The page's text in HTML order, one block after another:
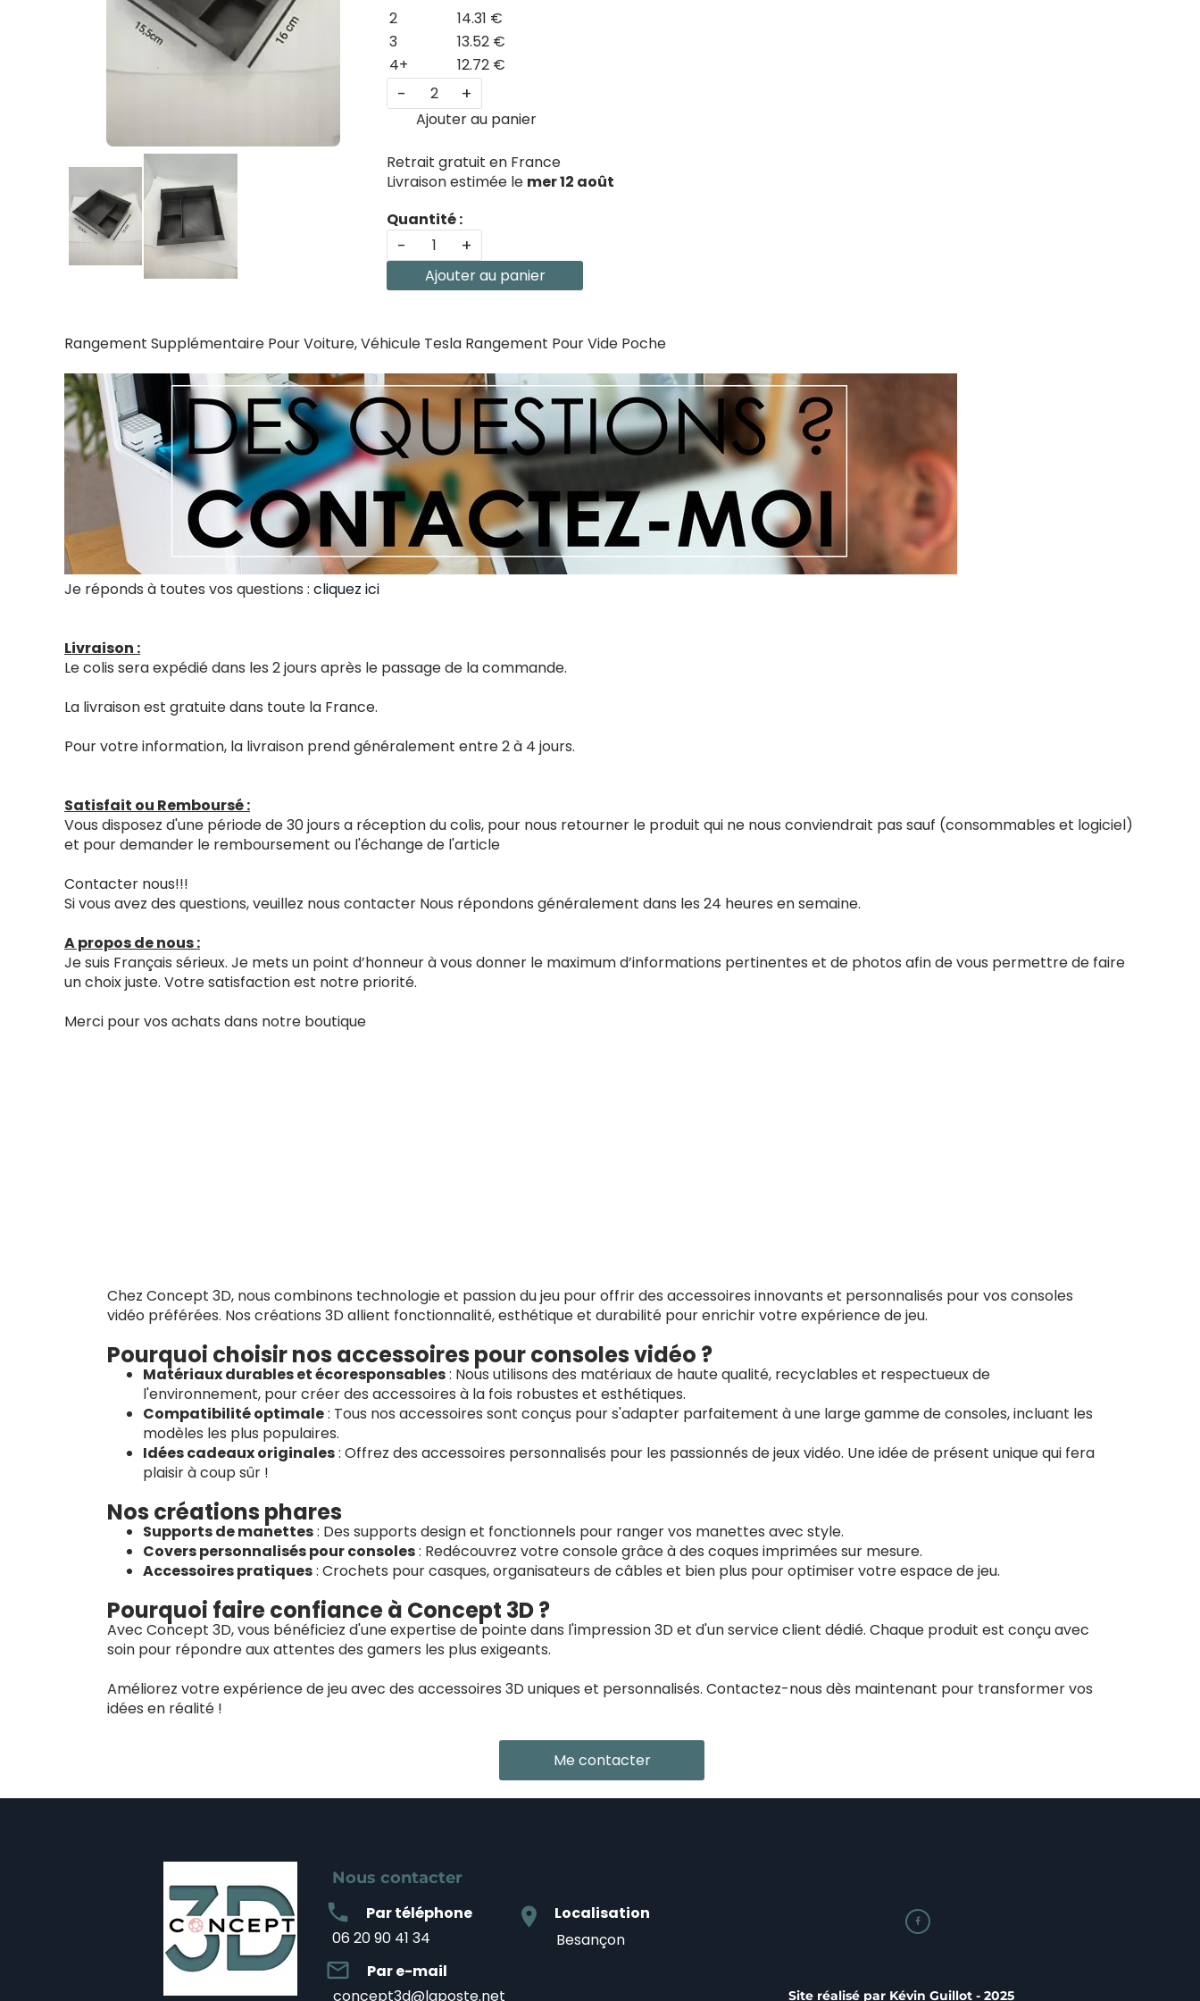

Nous contacter
mail_outline
concept3d@laposte.net
location_on
Besançon
Par e-mail
Localisation
06 20 90 41 34
local_phone Par téléphone
Site réalisé par Kévin Guillot - 2025
2
14.31 €
3
13.52 €
4+
12.72 €
- +
Ajouter au panier
Retrait gratuit en France
Livraison estimée le mer 12 août
Quantité :
- +
Ajouter au panier
Rangement Supplémentaire Pour Voiture, Véhicule Tesla Rangement Pour Vide Poche
Je réponds à toutes vos questions : cliquez ici
Livraison :
Le colis sera expédié dans les 2 jours après le passage de la commande.
La livraison est gratuite dans toute la France.
Pour votre information, la livraison prend généralement entre 2 à 4 jours.
Satisfait ou Remboursé :
Vous disposez d'une période de 30 jours a réception du colis, pour nous retourner le produit qui ne nous conviendrait pas sauf (consommables et logiciel)
et pour demander le remboursement ou l'échange de l'article
Contacter nous!!!
Si vous avez des questions, veuillez nous contacter Nous répondons généralement dans les 24 heures en semaine.
A propos de nous :
Je suis Français sérieux. Je mets un point d’honneur à vous donner le maximum d’informations pertinentes et de photos afin de vous permettre de faire
un choix juste. Votre satisfaction est notre priorité.
Merci pour vos achats dans notre boutique
Chez Concept 3D, nous combinons technologie et passion du jeu pour offrir des accessoires innovants et personnalisés pour vos consoles
vidéo préférées. Nos créations 3D allient fonctionnalité, esthétique et durabilité pour enrichir votre expérience de jeu.
Pourquoi choisir nos accessoires pour consoles vidéo ?
Matériaux durables et écoresponsables: Nous utilisons des matériaux de haute qualité, recyclables et respectueux de
l'environnement, pour créer des accessoires à la fois robustes et esthétiques.
Compatibilité optimale: Tous nos accessoires sont conçus pour s'adapter parfaitement à une large gamme de consoles, incluant les
modèles les plus populaires.
Idées cadeaux originales: Offrez des accessoires personnalisés pour les passionnés de jeux vidéo. Une idée de présent unique qui fera
plaisir à coup sûr !
Nos créations phares
Supports de manettes: Des supports design et fonctionnels pour ranger vos manettes avec style.
Covers personnalisés pour consoles: Redécouvrez votre console grâce à des coques imprimées sur mesure.
Accessoires pratiques: Crochets pour casques, organisateurs de câbles et bien plus pour optimiser votre espace de jeu.
Pourquoi faire confiance à Concept 3D ?
Avec Concept 3D, vous bénéficiez d'une expertise de pointe dans l'impression 3D et d'un service client dédié. Chaque produit est conçu avec
soin pour répondre aux attentes des gamers les plus exigeants.
Améliorez votre expérience de jeu avec des accessoires 3D uniques et personnalisés. Contactez-nous dès maintenant pour transformer vos
idées en réalité !
Me contacter